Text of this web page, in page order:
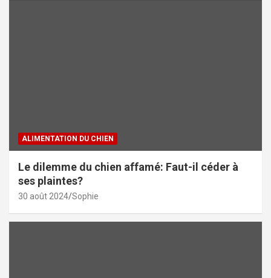
ALIMENTATION DU CHIEN
Le dilemme du chien affamé: Faut-il céder à
ses plaintes?
30 août 2024 Sophie